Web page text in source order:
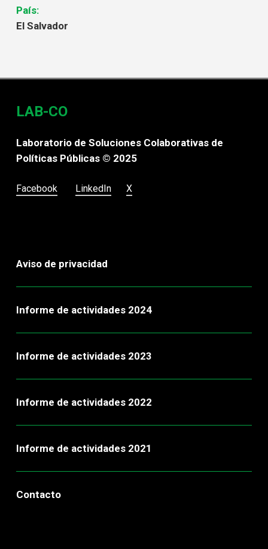
País:
El Salvador
LAB-CO
Laboratorio de Soluciones Colaborativas de
Políticas Públicas © 2025
Facebook LinkedIn X
Aviso de privacidad
Informe de actividades 2024
Informe de actividades 2023
Informe de actividades 2022
Informe de actividades 2021
Contacto